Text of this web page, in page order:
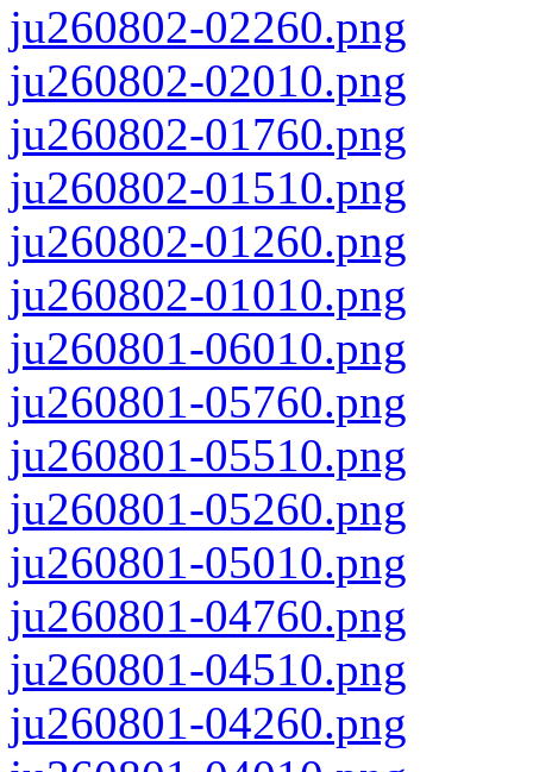
ju260802-02260.png
ju260802-02010.png
ju260802-01760.png
ju260802-01510.png
ju260802-01260.png
ju260802-01010.png
ju260801-06010.png
ju260801-05760.png
ju260801-05510.png
ju260801-05260.png
ju260801-05010.png
ju260801-04760.png
ju260801-04510.png
ju260801-04260.png